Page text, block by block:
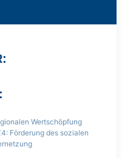
Wertschöpfung
Förderung des sozialen